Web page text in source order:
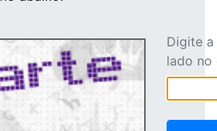
Digite
lado no